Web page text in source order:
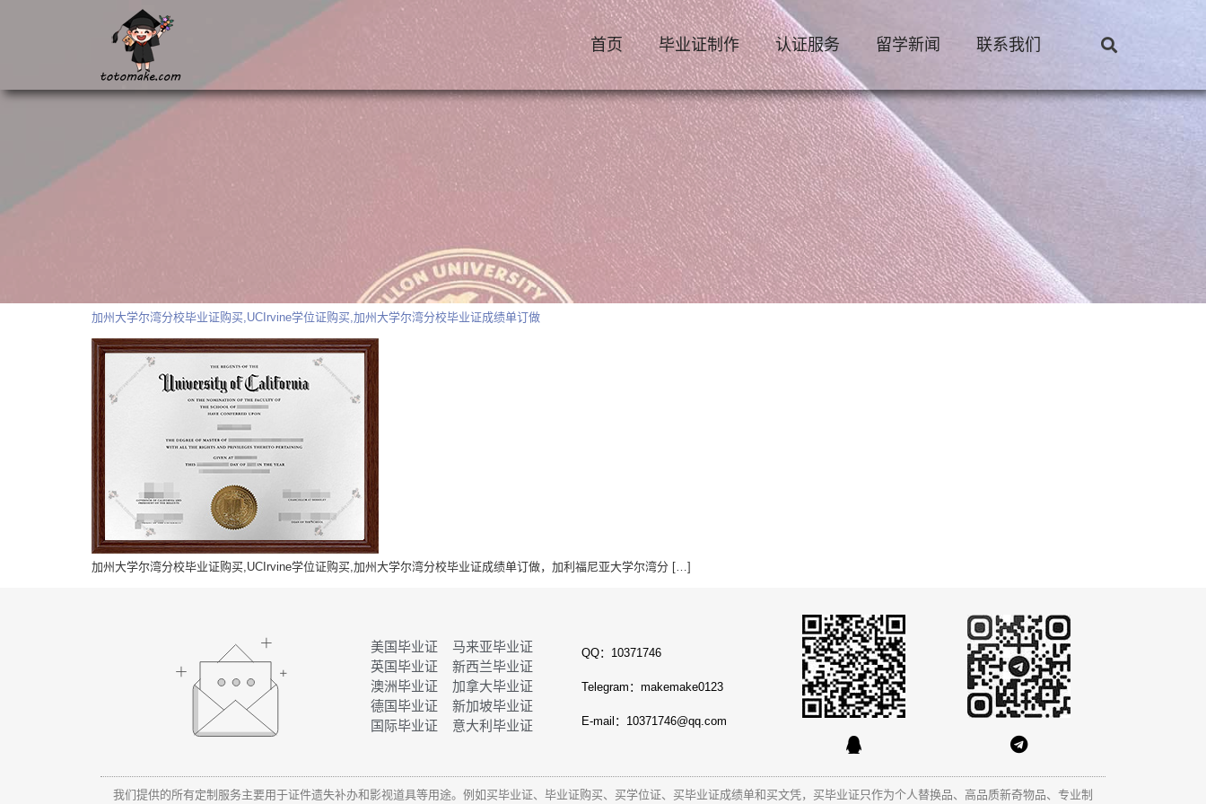
首页 毕业证制作 认证服务 留学新闻 联系我们
加州大学尔湾分校毕业证购买,UCIrvine学位证购买,加州大学尔湾分校毕业证成绩单订做
加州大学尔湾分校毕业证购买,UCIrvine学位证购买,加州大学尔湾分校毕业证成绩单订做，加利福尼亚大学尔湾分 […]
美国毕业证
马来亚毕业证
英国毕业证
新西兰毕业证
澳洲毕业证
加拿大毕业证
德国毕业证
新加坡毕业证
国际毕业证
意大利毕业证
QQ：10371746
Telegram：makemake0123
E-mail：10371746@qq.com
我们提供的所有定制服务主要用于证件遗失补办和影视道具等用途。例如买毕业证、毕业证购买、买学位证、买毕业证成绩单和 买文凭，买毕业证只作为个人替换品、高品质新奇物品、专业制